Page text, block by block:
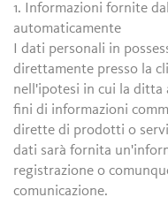
1. Informazioni fornite
automaticamente
I dati personali in
direttamente presso la
nell'ipotesi in cui la ditta
fini di informazioni
dirette di prodotti o
dati sarà fornita
registrazione o
comunicazione.